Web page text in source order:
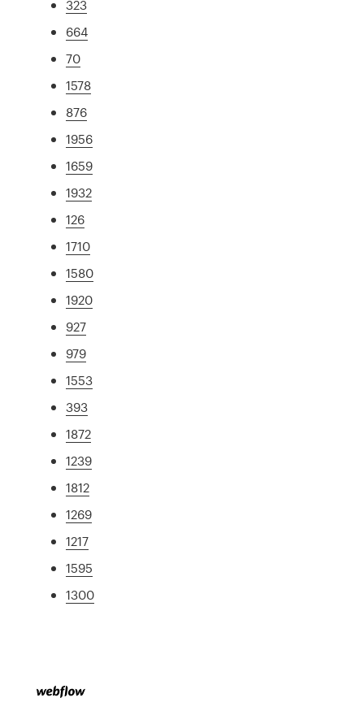
323
664
70
1578
876
1956
1659
1932
126
1710
1580
1920
927
979
1553
393
1872
1239
1812
1269
1217
1595
1300